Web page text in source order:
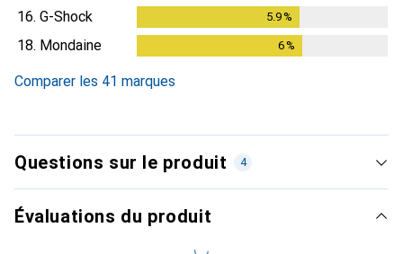
16. G-Shock 5.9%
18. Mondaine 6%
Comparer les 41 marques
Questions sur le produit 4
Évaluations du produit